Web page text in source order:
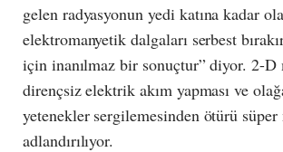
gelen radyasyonun yedi katına kadar
elektromanyetik dalgaları serbest
için inanılmaz bir sonuçtur” diyor. 2-D
dirençsiz elektrik akım yapması ve
yetenekler sergilemesinden ötürü
adlandırılıyor.